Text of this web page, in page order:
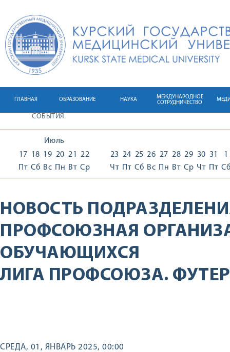
ГЛАВНАЯ ОБРАЗОВАНИЕ НАУКА
МЕЖДУНАРОДНОЕ
СОТРУДНИЧЕСТВО
СОБЫТИЯ
Июль
17
Пт
18
Сб
19
Вс
20
Пн
21
Вт
22
Ср
23
Чт
24
Пт
25
Сб
26
Вс
27
Пн
28
Вт
29
Ср
30
Чт
31
Пт
1
Сб
НОВОСТЬ
ПРОФСОЮЗНАЯ
ОБУЧАЮЩИХСЯ
ЛИГА ПРОФСОЮЗА.
СРЕДА, 01, ЯНВАРЬ 2025, 00:00